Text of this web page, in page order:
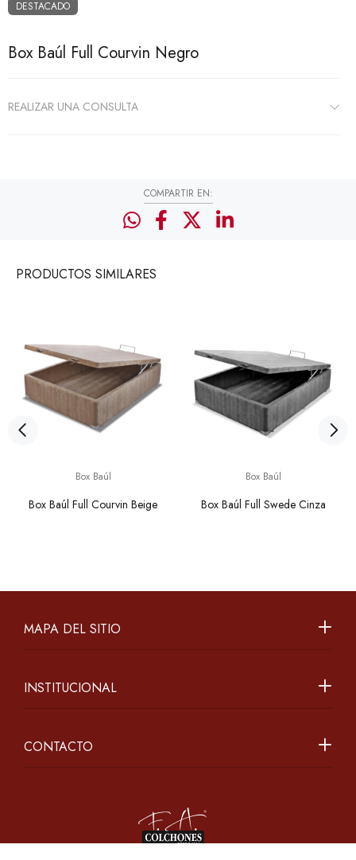
DESTACADO
Box Baúl Full Courvin Negro
REALIZAR UNA CONSULTA
COMPARTIR EN:
PRODUCTOS SIMILARES
Box Baúl
Box Baúl Full Courvin Beige
Box Baúl
Box Baúl Full Swede Cinza
MAPA DEL SITIO
INSTITUCIONAL
CONTACTO